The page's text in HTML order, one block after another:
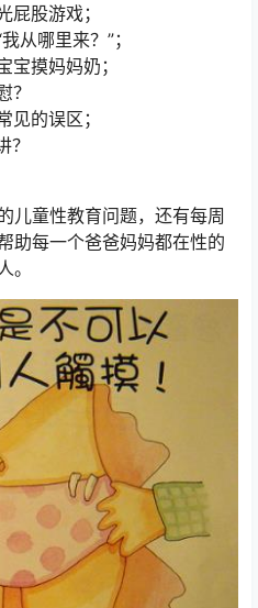
股游戏；
从哪里来？”；
摸妈妈奶；
？
的误区；
？
儿童性教育问题，还有每周
助每一个爸爸妈妈都在性的
。